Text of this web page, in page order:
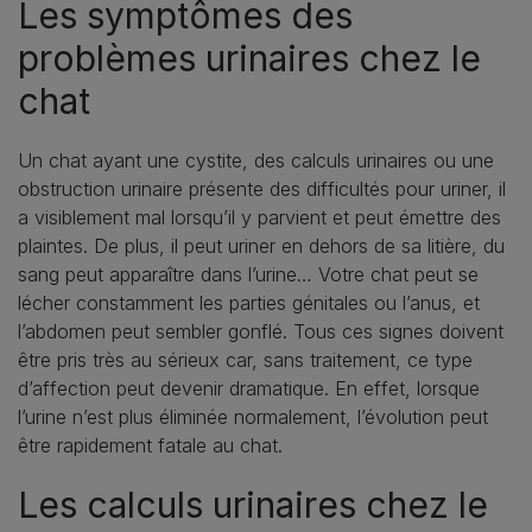
Les symptômes des
problèmes urinaires chez le
chat
Un chat ayant une cystite, des calculs urinaires ou une
obstruction urinaire présente des difficultés pour uriner, il
a visiblement mal lorsqu’il y parvient et peut émettre des
plaintes. De plus, il peut uriner en dehors de sa litière, du
sang peut apparaître dans l’urine… Votre chat peut se
lécher constamment les parties génitales ou l’anus, et
l’abdomen peut sembler gonflé. Tous ces signes doivent
être pris très au sérieux car, sans traitement, ce type
d’affection peut devenir dramatique. En effet, lorsque
l’urine n’est plus éliminée normalement, l’évolution peut
être rapidement fatale au chat.
Les calculs urinaires chez le